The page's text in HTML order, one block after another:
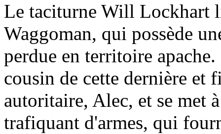
Le taciturne Will Lockhart
Waggoman, qui possède
perdue en territoire
cousin de cette dernière et
autoritaire, Alec, et se met
trafiquant d'armes, qui